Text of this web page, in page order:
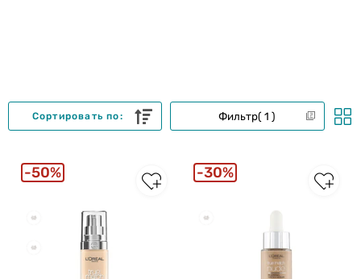
Фильтр 1
Сортировать по:
50% 30%